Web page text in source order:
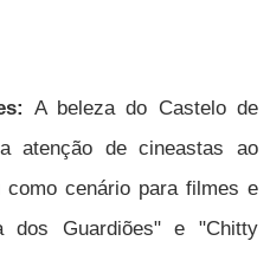
A beleza do Castelo de
atenção de cineastas ao
cenário para filmes e
dos Guardiões" e "Chitty